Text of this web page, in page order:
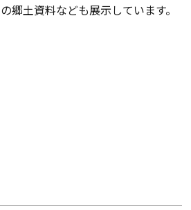
郷土資料なども展示しています。